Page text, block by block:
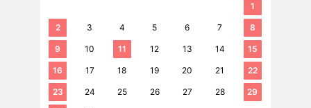
1
2 3 4 5 6 7 8
9 10 11 12 13 14 15
16 17 18 19 20 21 22
23 24 25 26 27 28 29